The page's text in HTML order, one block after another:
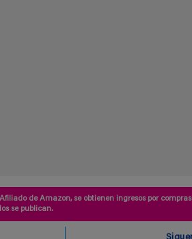
de Amazon, se obtienen ingresos por
se publican.